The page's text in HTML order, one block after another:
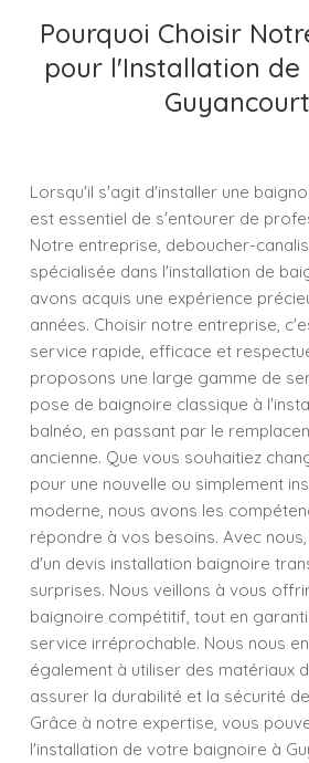
Pourquoi Choisir
pour l'Installation de
Lorsqu'il s'agit d'installer une
est essentiel de s'entourer de
Notre entreprise, deboucher-
spécialisée dans l'installation de
avons acquis une expérience
années. Choisir notre entreprise,
service rapide, efficace et
proposons une large gamme de
pose de baignoire classique à
balnéo, en passant par le
ancienne. Que vous souhaitiez
pour une nouvelle ou simplement
moderne, nous avons les
répondre à vos besoins. Avec
d'un devis installation baignoire
surprises. Nous veillons à vous
baignoire compétitif, tout en
service irréprochable. Nous nous
également à utiliser des matériaux
assurer la durabilité et la sécurité
Grâce à notre expertise, vous
l'installation de votre baignoire à